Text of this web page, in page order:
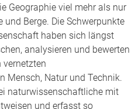
Geographie viel mehr als nur
und Berge. Die Schwerpunkte
haben sich längst
analysieren und bewerten
vernetzten
Mensch, Natur und Technik.
naturwissenschaftliche mit
und erfasst so